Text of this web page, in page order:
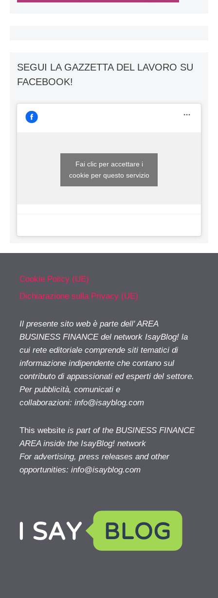
SEGUI LA GAZZETTA DEL LAVORO SU
FACEBOOK!
Fai clic per accettare i
cookie per questo servizio
Cookie Policy (UE)
Dichiarazione sulla Privacy (UE)
Il presente sito web è parte dell' AREA
BUSINESS FINANCE del network IsayBlog! la
cui rete editoriale comprende siti tematici di
informazione indipendente che contano sul
contributo di appassionati ed esperti del settore.
Per pubblicità, comunicati e
collaborazioni: info@isayblog.com
This website is part of the BUSINESS FINANCE
AREA inside the IsayBlog! network
For advertising, press releases and other
opportunities: info@isayblog.com